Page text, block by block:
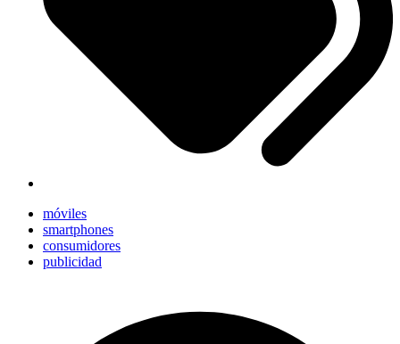
móviles
smartphones
consumidores
publicidad